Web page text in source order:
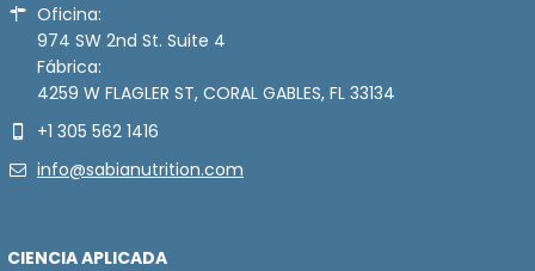
Oficina:
974 SW 2nd St. Suite 4
Fábrica:
4259 W FLAGLER ST, CORAL GABLES, FL 33134
+1 305 562 1416
info@sabianutrition.com
CIENCIA APLICADA